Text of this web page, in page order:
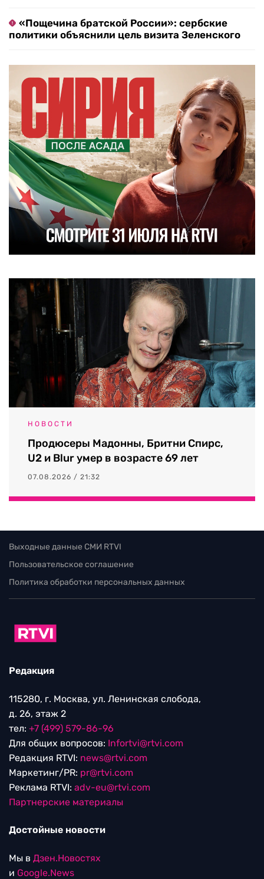
«Пощечина братской России»: сербские
политики объяснили цель визита Зеленского
НОВОСТИ
Продюсеры Мадонны, Бритни Спирс,
U2 и Blur умер в возрасте 69 лет
07.08.2026 / 21:32
Выходные данные СМИ RTVI
Пользовательское соглашение
Политика обработки персональных данных
Редакция
115280, г. Москва, ул. Ленинская слобода,
д. 26, этаж 2
тел: +7 (499) 579-86-96
Для общих вопросов: Infortvi@rtvi.com
Редакция RTVI: news@rtvi.com
Маркетинг/PR: pr@rtvi.com
Реклама RTVI: adv-eu@rtvi.com
Партнерские материалы
Достойные новости
Мы в Дзен.Новостях
и Google.News